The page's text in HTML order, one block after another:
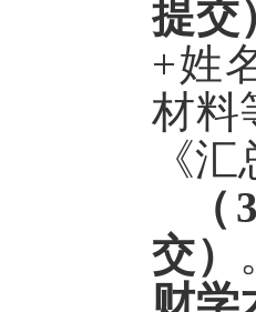
提交
+姓
材料
《
（ 3
交）